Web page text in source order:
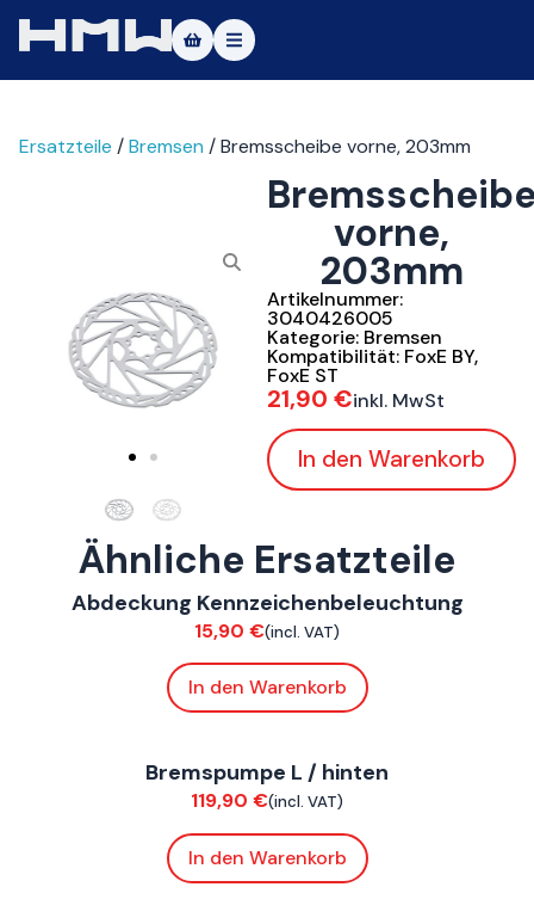
Über uns
Fahrzeuge
Testfahrt
Service
Kontakt
|EN
Ersatzteile /Bremsen / Bremsscheibe vorne, 203mm
vorne,
203mm
Artikelnummer:
3040426005
Kategorie: Bremsen
Kompatibilität: FoxE BY,
FoxE ST
21,90 €inkl. MwSt
In den Warenkorb
Ähnliche Ersatzteile
Verkleidung
ConnE, FoxE BY , FoxE ST
Abdeckung Kennzeichenbeleuchtung
15,90 €(incl. VAT)
In den Warenkorb
Bremspumpe L / hinten
119,90 €(incl. VAT)
In den Warenkorb